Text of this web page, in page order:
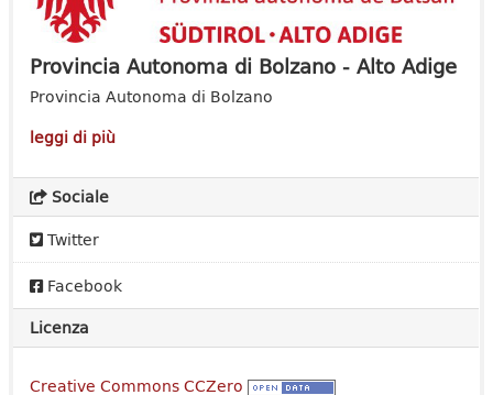
Provincia Autonoma di Bolzano - Alto Adige
Provincia Autonoma di Bolzano
leggi di più
Sociale
Twitter
Facebook
Licenza
Creative Commons CCZero